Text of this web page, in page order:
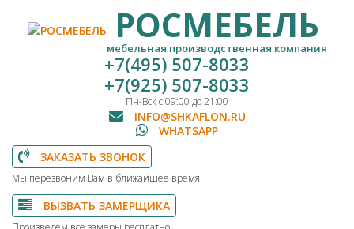
РОСМЕБЕЛЬ
мебельная производственная компания
+7(495) 507-8033
+7(925) 507-8033
Пн-Вск с 09:00 до 21:00
INFO@SHKAFLON.RU
WHATSAPP
ЗАКАЗАТЬ ЗВОНОК
Мы перезвоним Вам в ближайшее время.
ВЫЗВАТЬ ЗАМЕРЩИКА